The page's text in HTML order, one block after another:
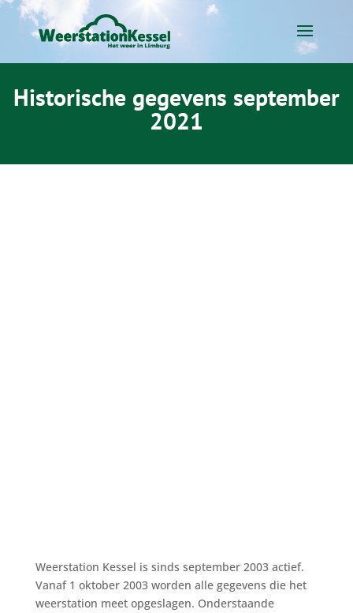
Historische gegevens september
2021
Weerstation Kessel is sinds september 2003 actief.
Vanaf 1 oktober 2003 worden alle gegevens die het
weerstation meet opgeslagen. Onderstaande